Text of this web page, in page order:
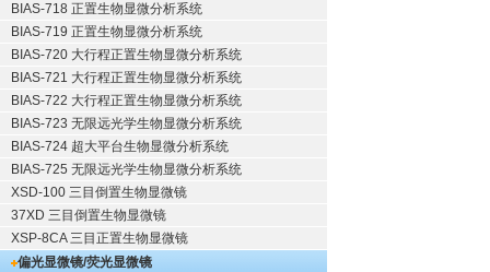
BIAS-718 正置生物显微分析系统
BIAS-719 正置生物显微分析系统
BIAS-720 大行程正置生物显微分析系统
BIAS-721 大行程正置生物显微分析系统
BIAS-722 大行程正置生物显微分析系统
BIAS-723 无限远光学生物显微分析系统
BIAS-724 超大平台生物显微分析系统
BIAS-725 无限远光学生物显微分析系统
XSD-100 三目倒置生物显微镜
37XD 三目倒置生物显微镜
XSP-8CA 三目正置生物显微镜
偏光显微镜/荧光显微镜